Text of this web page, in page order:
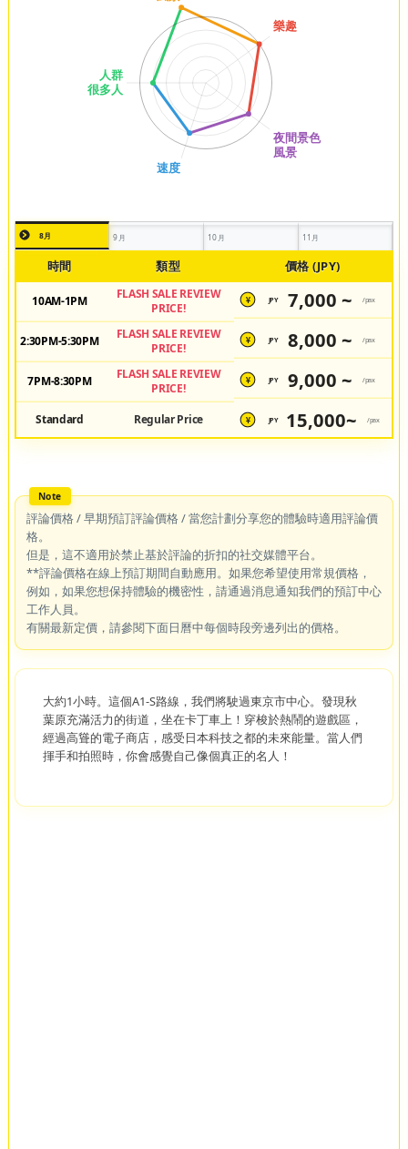
8月 9月 10月 11月
時間 類型 價格 (JPY)
10AM-1PM
FLASH SALE REVIEW
PRICE!
¥ JPY 7,000 ~ /pax
2:30PM-5:30PM
FLASH SALE REVIEW
PRICE!
¥ JPY 8,000 ~ /pax
7PM-8:30PM
FLASH SALE REVIEW
PRICE!
¥ JPY 9,000 ~ /pax
Standard Regular Price ¥ JPY 15,000~ /pax
評論價格 / 早期預訂評論價格 / 當您計劃分享您的體驗時適用評論價
格。
但是，這不適用於禁止基於評論的折扣的社交媒體平台。
**評論價格在線上預訂期間自動應用。如果您希望使用常規價格，
例如，如果您想保持體驗的機密性，請通過消息通知我們的預訂中心
工作人員。
有關最新定價，請參閱下面日曆中每個時段旁邊列出的價格。
大約1小時。這個A1-S路線，我們將駛過東京市中心。發現秋
葉原充滿活力的街道，坐在卡丁車上！穿梭於熱鬧的遊戲區，
經過高聳的電子商店，感受日本科技之都的未來能量。當人們
揮手和拍照時，你會感覺自己像個真正的名人！